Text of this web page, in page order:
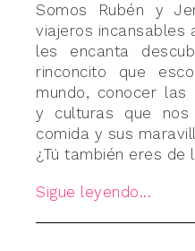
Somos Rubén y
viajeros incansables
les encanta
rinconcito que
mundo, conocer las
y culturas que
comida y sus
¿Tú también eres de
Sigue leyendo...